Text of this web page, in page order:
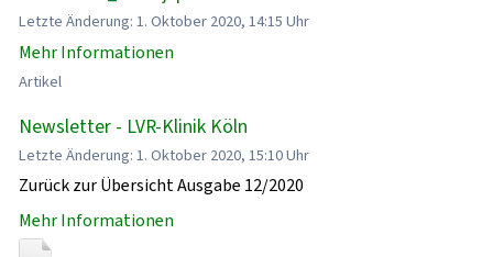
Letzte Änderung: 1. Oktober 2020, 14:15 Uhr
Mehr Informationen
Artikel
Newsletter - LVR-Klinik Köln
Letzte Änderung: 1. Oktober 2020, 15:10 Uhr
Zurück zur Übersicht Ausgabe 12/2020
Mehr Informationen